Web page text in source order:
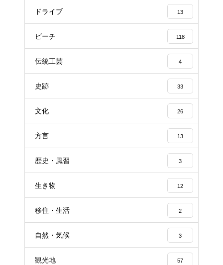
ドライブ 13
ビーチ 118
伝統工芸 4
史跡 33
文化 26
方言 13
歴史・風習 3
生き物 12
移住・生活 2
自然・気候 3
観光地 57